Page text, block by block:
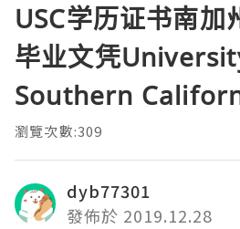
USC学历证书南加
毕业文凭
Southern
瀏覽次數:309
dyb77301
發佈於 2019.12.28